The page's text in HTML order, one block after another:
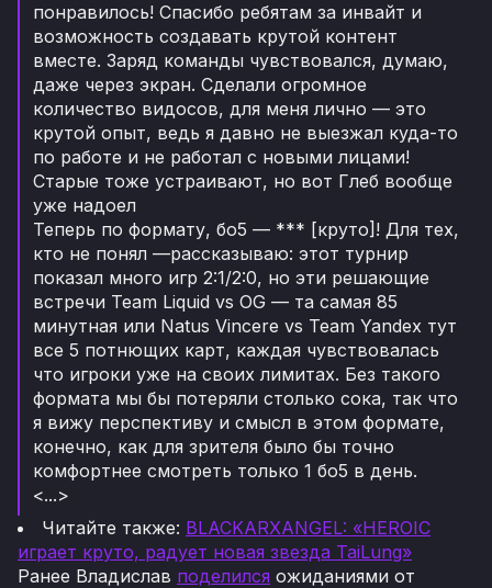
понравилось! Спасибо ребятам за инвайт и
возможность создавать крутой контент
вместе. Заряд команды чувствовался, думаю,
даже через экран. Сделали огромное
количество видосов, для меня лично — это
крутой опыт, ведь я давно не выезжал куда-то
по работе и не работал с новыми лицами!
Старые тоже устраивают, но вот Глеб вообще
уже надоел
Теперь по формату, бо5 — *** [круто]! Для тех,
кто не понял —рассказываю: этот турнир
показал много игр 2:1/2:0, но эти решающие
встречи Team Liquid vs OG — та самая 85
минутная или Natus Vincere vs Team Yandex тут
все 5 потнющих карт, каждая чувствовалась
что игроки уже на своих лимитах. Без такого
формата мы бы потеряли столько сока, так что
я вижу перспективу и смысл в этом формате,
конечно, как для зрителя было бы точно
комфортнее смотреть только 1 бо5 в день.
<...>
Читайте также: BLACKARXANGEL: «HEROIC
играет круто, радует новая звезда TaiLung»
Ранее Владислав поделился ожиданиями от